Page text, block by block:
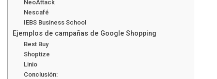
NeoAttack
Nescafé
IEBS Business School
Ejemplos de campañas de Google Shopping
Best Buy
Shoptize
Linio
Conclusión: